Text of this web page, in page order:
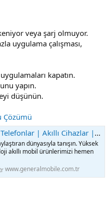
veya şarj olmuyor.
uygulama çalışması,
kapatın.
yapın.
düşünün.
Çözümü
Akıllı Cihazlar | Genişbant Çözümleri
dünyasıyla tanışın. Yüksek
akıllı mobil ürünlerimizi hemen
www.generalmobile.com.tr